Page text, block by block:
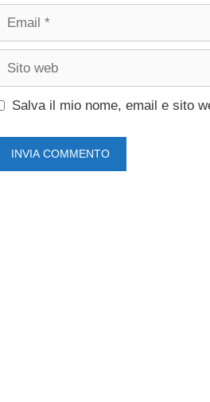
Email
Sito
Salva il mio nome, email e sito